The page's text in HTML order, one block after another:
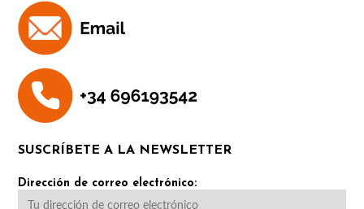
SUSCRÍBETE A LA NEWSLETTER
Dirección de correo electrónico: